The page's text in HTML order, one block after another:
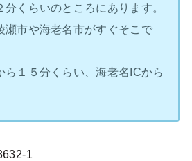
くらいのところにあります。
瀬市や海老名市がすぐそこで
ら１５分くらい、海老名ICから
1